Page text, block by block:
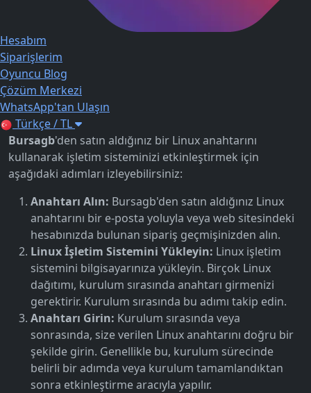
Hesabım
Siparişlerim
Oyuncu Blog
Çözüm Merkezi
WhatsApp'tan Ulaşın
Türkçe / TL
Bursagb'den satın aldığınız bir Linux anahtarını
kullanarak işletim sisteminizi etkinleştirmek için
aşağıdaki adımları izleyebilirsiniz:
Anahtarı Alın: Bursagb'den satın aldığınız Linux
anahtarını bir e-posta yoluyla veya web sitesindeki
hesabınızda bulunan sipariş geçmişinizden alın.
Linux İşletim Sistemini Yükleyin: Linux işletim
sistemini bilgisayarınıza yükleyin. Birçok Linux
dağıtımı, kurulum sırasında anahtarı girmenizi
gerektirir. Kurulum sırasında bu adımı takip edin.
Anahtarı Girin: Kurulum sırasında veya
sonrasında, size verilen Linux anahtarını doğru bir
şekilde girin. Genellikle bu, kurulum sürecinde
belirli bir adımda veya kurulum tamamlandıktan
sonra etkinleştirme aracıyla yapılır.